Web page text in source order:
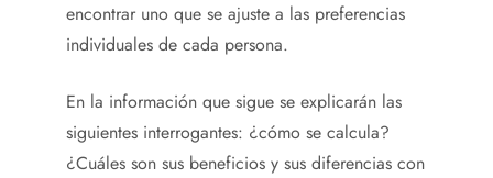
encontrar uno que se ajuste a las preferencias
individuales de cada persona.
En la información que sigue se explicarán las
siguientes interrogantes: ¿cómo se calcula?
¿Cuáles son sus beneficios y sus diferencias con